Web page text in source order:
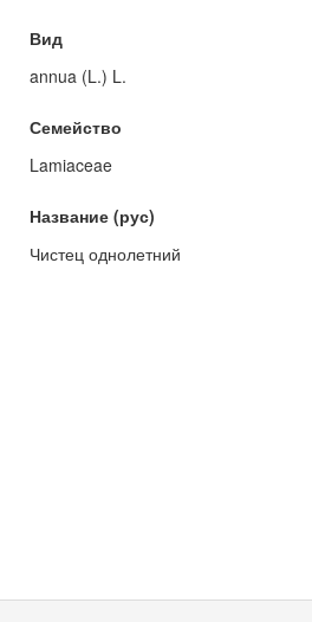
Вид
annua (L.) L.
Семейство
Lamiaceae
Название (рус)
Чистец однолетний